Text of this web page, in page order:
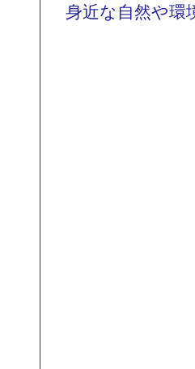
身近な自然や環